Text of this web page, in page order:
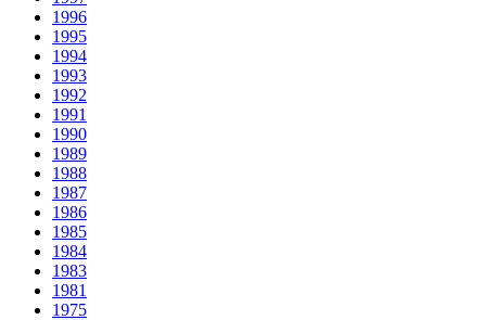
1996
1995
1994
1993
1992
1991
1990
1989
1988
1987
1986
1985
1984
1983
1981
1975